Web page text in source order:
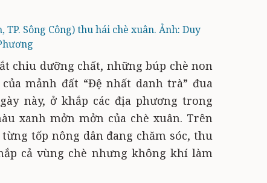
Sông Công) thu hái chè xuân. Ảnh: Duy
chiu dưỡng chất, những búp chè non
mảnh đất “Đệ nhất danh trà” đua
này, ở khắp các địa phương trong
xanh mởn mởn của chè xuân. Trên
tốp nông dân đang chăm sóc, thu
cả vùng chè nhưng không khí làm